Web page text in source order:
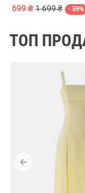
699 ₴ 1 699 ₴ - 59%
ТОП